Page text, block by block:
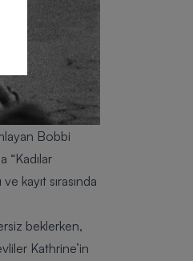
Bobbi
“Kadılar
kayıt sırasında
beklerken,
Kathrine’in